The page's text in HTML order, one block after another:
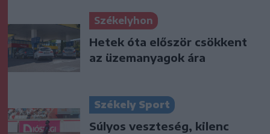
Székelyhon
Hetek óta először csökkent
az üzemanyagok ára
Székely Sport
Súlyos veszteség, kilenc